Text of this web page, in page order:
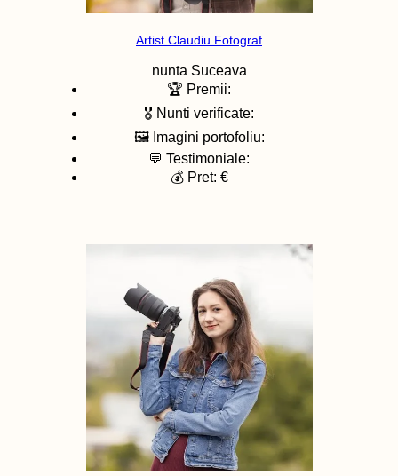
Artist Claudiu Fotograf
nunta Suceava
🏆 Premii:
🎖️ Nunti verificate:
🖼️ Imagini portofoliu:
💬 Testimoniale:
💰 Pret: €